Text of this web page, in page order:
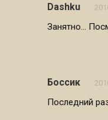
Dashku
Занятно…
Боссик
Последний